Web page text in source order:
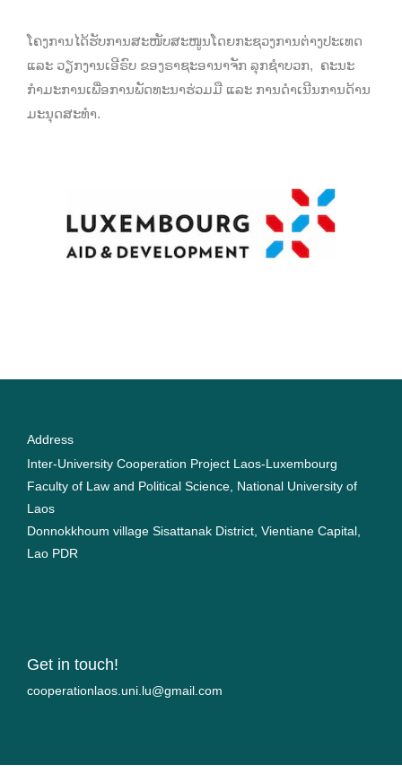
ໂຄງການໄດ້ຮັບການສະໜັບສະໜູນໂດຍກະຊວງການຕ່າງປະເທດ
ແລະ ວຽກງານເອີຣົບ ຂອງຣາຊະອານາຈັກ ລຸກຊຳບວກ, ຄະນະ
ກຳມະການເພື່ອການພັດທະນາຮ່ວມມື ແລະ ການດຳເນີນການດ້ານ
ມະນຸດສະທຳ.
Address
Inter-University Cooperation Project Laos-Luxembourg
Faculty of Law and Political Science, National University of
Laos
Donnokkhoum village Sisattanak District, Vientiane Capital,
Lao PDR
Get in touch!
moc.liamg@ul.inu.soalnoitarepooc